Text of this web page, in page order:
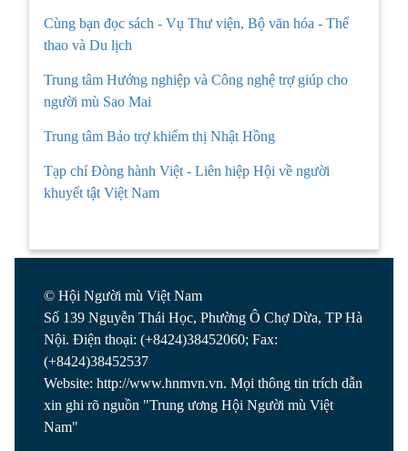
Cùng bạn đọc sách - Vụ Thư viện, Bộ văn hóa - Thể
thao và Du lịch
Trung tâm Hướng nghiệp và Công nghệ trợ giúp cho
người mù Sao Mai
Trung tâm Bảo trợ khiếm thị Nhật Hồng
Tạp chí Đòng hành Việt - Liên hiệp Hội về người
khuyết tật Việt Nam
© Hội Người mù Việt Nam
Số 139 Nguyễn Thái Học, Phường Ô Chợ Dừa, TP Hà
Nội. Điện thoại: (+8424)38452060; Fax:
(+8424)38452537
Website: http://www.hnmvn.vn. Mọi thông tin trích dẫn
xin ghi rõ nguồn "Trung ương Hội Người mù Việt
Nam"